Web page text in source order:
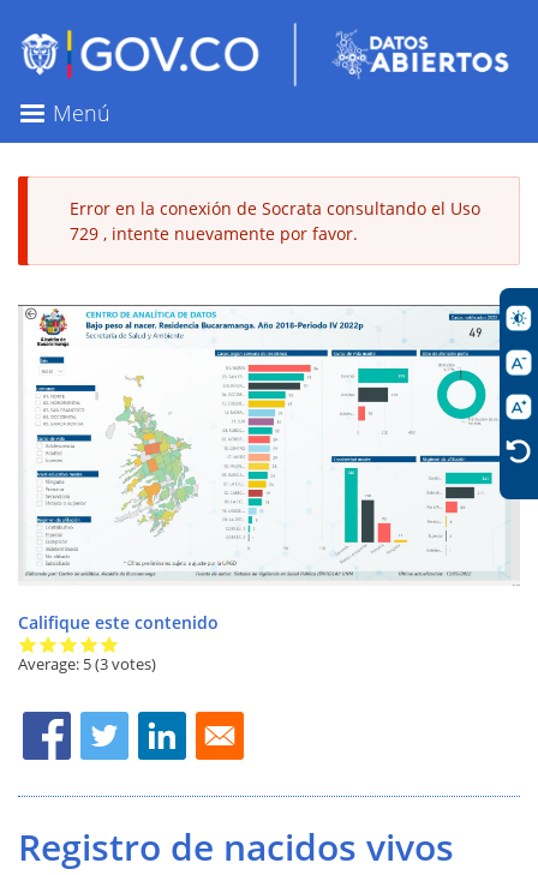
contenido
principal
Menú
Mensaje
error
Error en la conexión de Socrata consultando el Uso
729 , intente nuevamente por favor.
Califique este contenido
Average: 5(3 votes)
Registro de nacidos vivos